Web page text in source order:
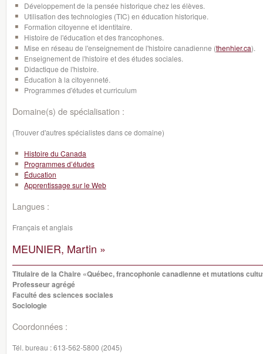
Développement de la pensée historique chez les élèves.
Utilisation des technologies (TIC) en éducation historique.
Formation citoyenne et identitaire.
Histoire de l'éducation et des francophones.
Mise en réseau de l'enseignement de l'histoire canadienne (thenhier.ca).
Enseignement de l'histoire et des études sociales.
Didactique de l'histoire.
Éducation à la citoyenneté.
Programmes d'études et curriculum
Domaine(s) de spécialisation :
(Trouver d'autres spécialistes dans ce domaine)
Histoire du Canada
Programmes d’études
Éducation
Apprentissage sur le Web
Langues :
Français et anglais
MEUNIER, Martin »
Titulaire de la Chaire «Québec, francophonie canadienne et mutations
Professeur agrégé
Faculté des sciences sociales
Sociologie
Coordonnées :
Tél. bureau :613-562-5800 (2045)